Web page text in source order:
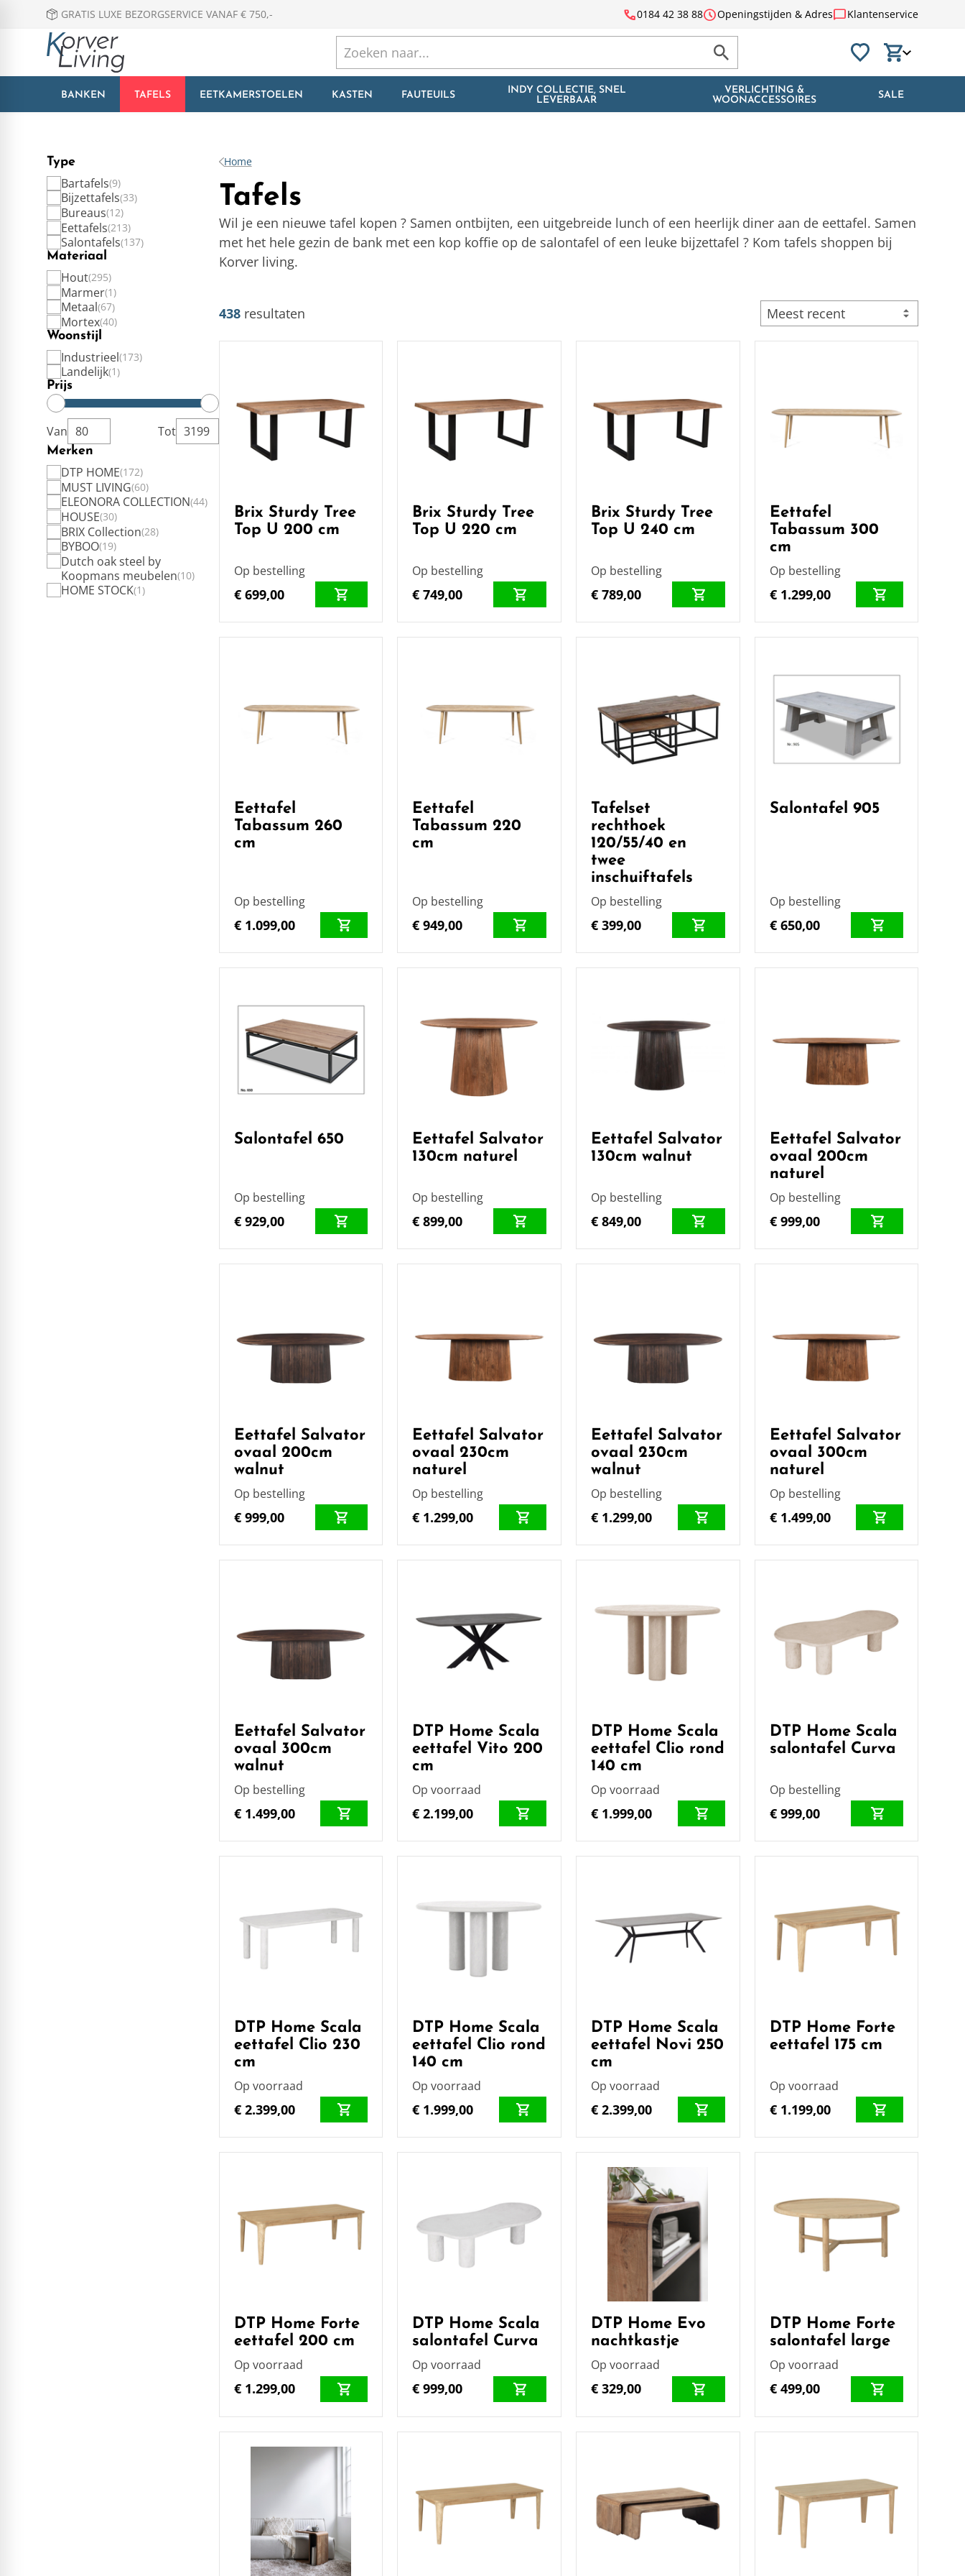
GRATIS LUXE BEZORGSERVICE VANAF € 750,- call0184 42 38 88scheduleOpeningstijden & Adreschat_bubbleKlantenservice
BANKEN TAFELS EETKAMERSTOELEN KASTEN FAUTEUILS
INDY COLLECTIE, SNEL
LEVERBAAR
VERLICHTING &
WOONACCESSOIRES
SALE
Type
Bartafels 9
Bijzettafels 33
Bureaus 12
Eettafels 213
Salontafels 137
Materiaal
Hout 295
Marmer 1
Metaal 67
Mortex 40
Woonstijl
Industrieel 173
Landelijk 1
Prijs
Van Tot
Merken
DTP HOME 172
MUST LIVING 60
ELEONORA COLLECTION 44
HOUSE 30
BRIX Collection 28
BYBOO 19
Dutch oak steel by
Koopmans meubelen 10
HOME STOCK 1
Home
Tafels
Wil je een nieuwe tafel kopen ? Samen ontbijten, een uitgebreide lunch of een heerlijk diner aan de eettafel. Samen
met het hele gezin de bank met een kop koffie op de salontafel of een leuke bijzettafel ? Kom tafels shoppen bij
Korver living.
438resultaten Meest recent
Brix Sturdy Tree
Top U 200 cm
Op bestelling
€ 699,00
Brix Sturdy Tree
Top U 220 cm
Op bestelling
€ 749,00
Brix Sturdy Tree
Top U 240 cm
Op bestelling
€ 789,00
Eettafel
Tabassum 300
cm
Op bestelling
€ 1.299,00
Eettafel
Tabassum 260
cm
Op bestelling
€ 1.099,00
Eettafel
Tabassum 220
cm
Op bestelling
€ 949,00
Tafelset
rechthoek
120/55/40 en
twee
inschuiftafels
Op bestelling
€ 399,00
Salontafel 905
Op bestelling
€ 650,00
Salontafel 650
Op bestelling
€ 929,00
Eettafel Salvator
130cm naturel
Op bestelling
€ 899,00
Eettafel Salvator
130cm walnut
Op bestelling
€ 849,00
Eettafel Salvator
ovaal 200cm
naturel
Op bestelling
€ 999,00
Eettafel Salvator
ovaal 200cm
walnut
Op bestelling
€ 999,00
Eettafel Salvator
ovaal 230cm
naturel
Op bestelling
€ 1.299,00
Eettafel Salvator
ovaal 230cm
walnut
Op bestelling
€ 1.299,00
Eettafel Salvator
ovaal 300cm
naturel
Op bestelling
€ 1.499,00
Eettafel Salvator
ovaal 300cm
walnut
Op bestelling
€ 1.499,00
DTP Home Scala
eettafel Vito 200
cm
Op voorraad
€ 2.199,00
DTP Home Scala
eettafel Clio rond
140 cm
Op voorraad
€ 1.999,00
DTP Home Scala
salontafel Curva
Op bestelling
€ 999,00
DTP Home Scala
eettafel Clio 230
cm
Op voorraad
€ 2.399,00
DTP Home Scala
eettafel Clio rond
140 cm
Op voorraad
€ 1.999,00
DTP Home Scala
eettafel Novi 250
cm
Op voorraad
€ 2.399,00
DTP Home Forte
eettafel 175 cm
Op voorraad
€ 1.199,00
DTP Home Forte
eettafel 200 cm
Op voorraad
€ 1.299,00
DTP Home Scala
salontafel Curva
Op voorraad
€ 999,00
DTP Home Evo
nachtkastje
Op voorraad
€ 329,00
DTP Home Forte
salontafel large
Op voorraad
€ 499,00